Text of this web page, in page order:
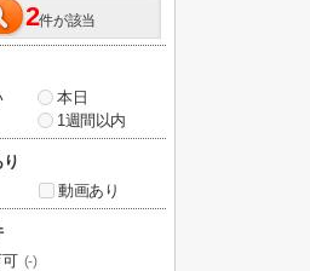
2件が該当
本日
1週間以内
動画あり
(-)